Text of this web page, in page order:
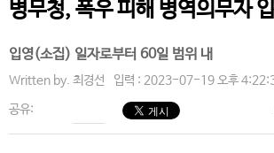
병무청, 폭우 피해 병역의무자
입영(소집) 일자로부터 60일 범위 내
Written by. 최경선 입력 : 2023-07-19 오후
공유: